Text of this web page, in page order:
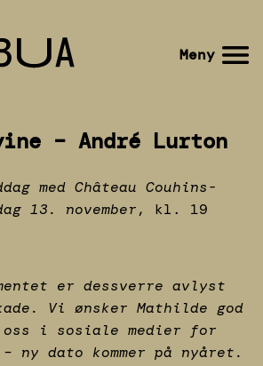
til
Meny
– André Lurton
med Château Couhins-
13. november, kl. 19
er dessverre avlyst
Vi ønsker Mathilde god
i sosiale medier for
ny dato kommer på nyåret.